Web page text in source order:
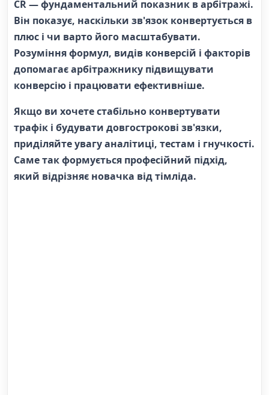
CR — фундаментальний показник в арбітражі.
Він показує, наскільки зв'язок конвертується в
плюс і чи варто його масштабувати.
Розуміння формул, видів конверсій і факторів
допомагає арбітражнику підвищувати
конверсію і працювати ефективніше.
Якщо ви хочете стабільно конвертувати
трафік і будувати довгострокові зв'язки,
приділяйте увагу аналітиці, тестам і гнучкості.
Саме так формується професійний підхід,
який відрізняє новачка від тімліда.